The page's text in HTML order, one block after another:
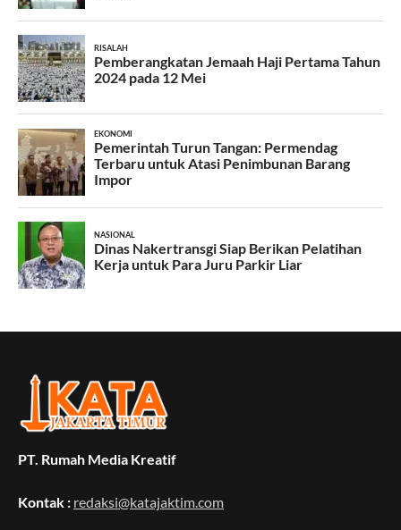
PT. Rumah Media Kreatif
Kontak : redaksi@katajaktim.com